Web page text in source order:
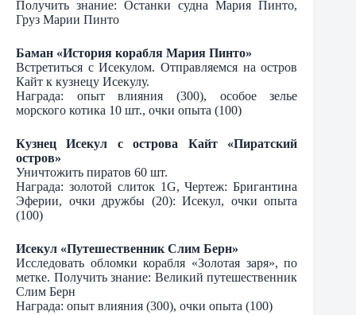
Получить знание: Останки судна Мария Пинто,
Груз Марии Пинто
Баман «История корабля Мария Пинто»
Встретиться с Исекулом. Отправляемся на остров
Кайт к кузнецу Исекулу.
Награда: опыт влияния (300), особое зелье
морского котика 10 шт., очки опыта (100)
Кузнец Исекул с острова Кайт «Пиратский
остров»
Уничтожить пиратов 60 шт.
Награда: золотой слиток 1G, Чертеж: Бригантина
Эферии, очки дружбы (20): Исекул, очки опыта
(100)
Исекул «Путешественник Слим Берн»
Исследовать обломки корабля «Золотая заря», по
метке. Получить знание: Великий путешественник
Слим Берн
Награда: опыт влияния (300), очки опыта (100)